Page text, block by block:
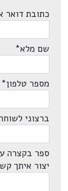
כתובת דואר
שם מלא*
מספר טלפון*
ברצוני
ספר בקצרה
יצור איתך